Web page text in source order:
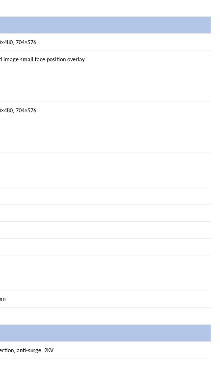
704×576
image small face position overlay
704×576
anti-surge, 2KV